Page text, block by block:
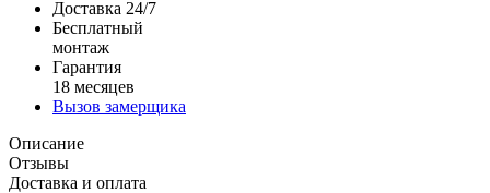
Доставка 24/7
Бесплатный
монтаж
Гарантия
18 месяцев
Вызов замерщика
Описание
Отзывы
Доставка и оплата